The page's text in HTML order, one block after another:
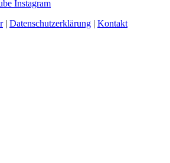
Instagram
| Datenschutzerklärung | Kontakt